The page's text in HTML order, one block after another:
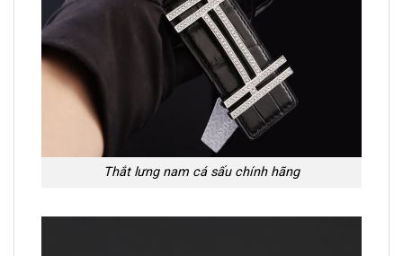
Thắt lưng nam cá sấu chính hãng